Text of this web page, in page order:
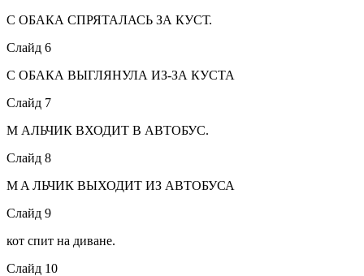
С ОБАКА СПРЯТАЛАСЬ ЗА КУСТ.
Слайд 6
С ОБАКА ВЫГЛЯНУЛА ИЗ-ЗА КУСТА
Слайд 7
М АЛЬЧИК ВХОДИТ В АВТОБУС.
Слайд 8
M A ЛЬЧИК ВЫХОДИТ ИЗ АВТОБУСА
Слайд 9
кот спит на диване.
Слайд 10